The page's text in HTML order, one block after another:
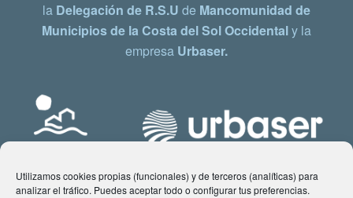
Utilizamos cookies propias (funcionales) y de terceros (analíticas) para
analizar el tráfico. Puedes aceptar todo o configurar tus preferencias.
la Delegación de R.S.U de Mancomunidad de
Municipios de la Costa del Sol Occidentaly la
empresa Urbaser.